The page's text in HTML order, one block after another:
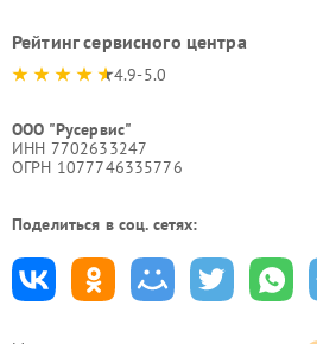
Рейтинг сервисного центра
4.9-5.0
ООО "Русервис"
ИНН 7702633247
ОГРН 1077746335776
Поделиться в соц. сетях: